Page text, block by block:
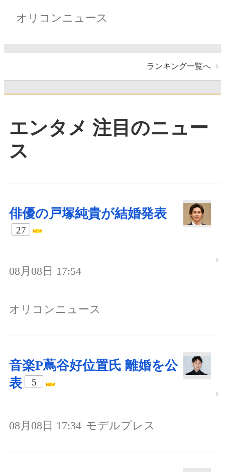
オリコンニュース
ランキング一覧へ
エンタメ 注目のニュー
ス
俳優の戸塚純貴が結婚発表
27
08月08日 17:54
オリコンニュース
音楽P蔦谷好位置氏 離婚を公
表
5
08月08日 17:34 モデルプレス